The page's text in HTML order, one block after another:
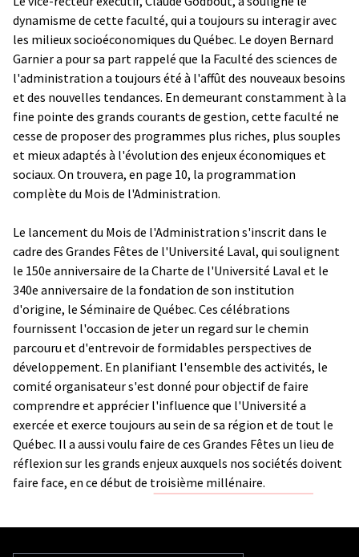
dynamisme de cette faculté, qui a toujours su interagir avec
les milieux socioéconomiques du Québec. Le doyen Bernard
Garnier a pour sa part rappelé que la Faculté des sciences de
l'administration a toujours été à l'affût des nouveaux besoins
et des nouvelles tendances. En demeurant constamment à la
fine pointe des grands courants de gestion, cette faculté ne
cesse de proposer des programmes plus riches, plus souples
et mieux adaptés à l'évolution des enjeux économiques et
sociaux. On trouvera, en page 10, la programmation
complète du Mois de l'Administration.
Le lancement du Mois de l'Administration s'inscrit dans le
cadre des Grandes Fêtes de l'Université Laval, qui soulignent
le 150e anniversaire de la Charte de l'Université Laval et le
340e anniversaire de la fondation de son institution
d'origine, le Séminaire de Québec. Ces célébrations
fournissent l'occasion de jeter un regard sur le chemin
parcouru et d'entrevoir de formidables perspectives de
développement. En planifiant l'ensemble des activités, le
comité organisateur s'est donné pour objectif de faire
comprendre et apprécier l'influence que l'Université a
exercée et exerce toujours au sein de sa région et de tout le
Québec. Il a aussi voulu faire de ces Grandes Fêtes un lieu de
réflexion sur les grands enjeux auxquels nos sociétés doivent
faire face, en ce début de troisième millénaire.